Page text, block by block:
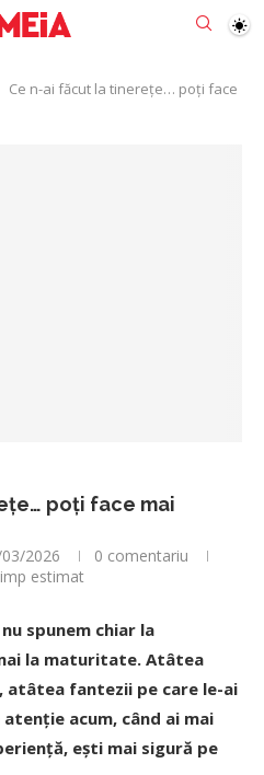
Ce n-ai făcut la tinerețe… poți face
poți face mai
2026
0 comentariu
estimat
nu spunem chiar la
la maturitate. Atâtea
atâtea fantezii pe care le-ai
acum, când ai mai
ești mai sigură pe